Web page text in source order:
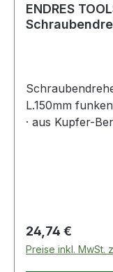
ENDRES
Schraubendreher
L.150mm
· aus Kupfer-
Regulärer Preis:
24,74 €
Preise inkl. MwSt.